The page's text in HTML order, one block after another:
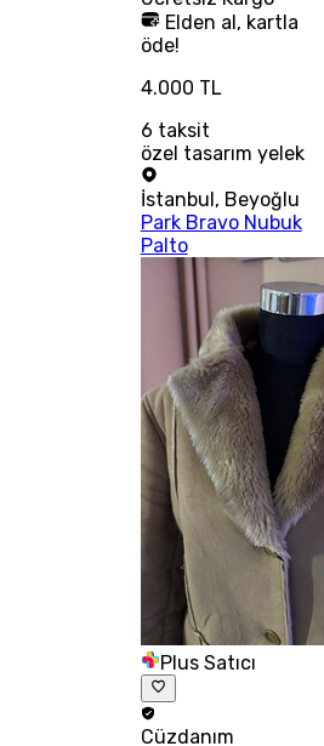
Elden al, kartla
öde!
4.000 TL
6 taksit
özel tasarım yelek
İstanbul , Beyoğlu
Park Bravo Nubuk
Palto
Plus Satıcı
Cüzdanım